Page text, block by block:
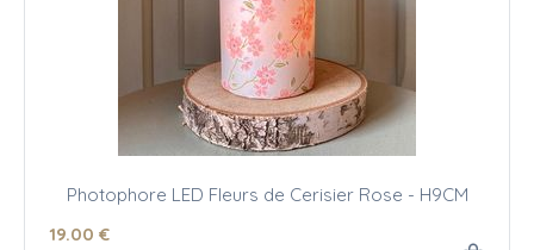
Photophore LED Fleurs de Cerisier Rose - H9CM
19.00 €